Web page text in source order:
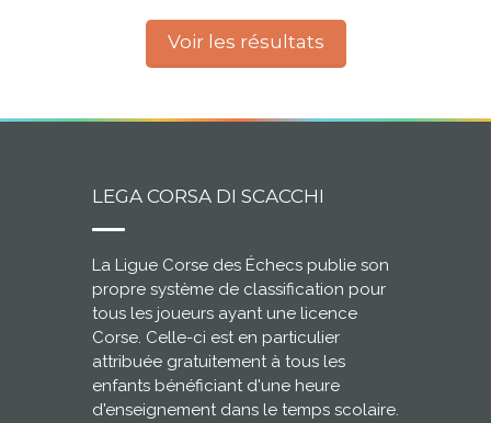
Voir les résultats
LEGA CORSA DI SCACCHI
La Ligue Corse des Échecs publie son
propre système de classification pour
tous les joueurs ayant une licence
Corse. Celle-ci est en particulier
attribuée gratuitement à tous les
enfants bénéficiant d'une heure
d'enseignement dans le temps scolaire.